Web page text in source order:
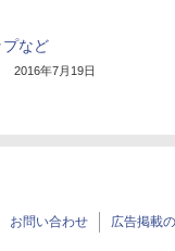
など
2016年7月19日
お問い合わせ 広告掲載